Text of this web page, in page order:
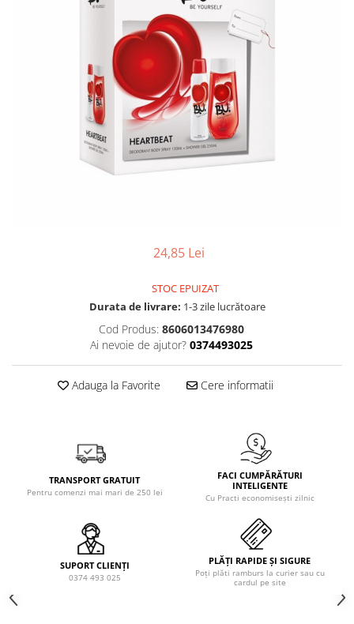
Echipamente de curăţenie
Folie aluminiu,folie alimentara
Hartie igienica
Indepartarea parului
Lotiune de corp
Pachete de cadouri
Pasta de dinti
Pensula machiaj
Produse pentru curatarea tenului
Tratament pentru par, conditioner
Vata demachianta
24,85 Lei
STOC EPUIZAT
Durata de livrare: 1-3 zile lucrătoare
Cod Produs: 8606013476980
Ai nevoie de ajutor? 0374493025
Adauga la Favorite Cere informatii
TRANSPORT GRATUIT
Pentru comenzi mai mari de 250 lei
FACI CUMPĂRĂTURI
INTELIGENTE
Cu Practi economisești zilnic
SUPORT CLIENȚI
0374 493 025
PLĂȚI RAPIDE ȘI SIGURE
Poți plăti ramburs la curier sau cu
cardul pe site